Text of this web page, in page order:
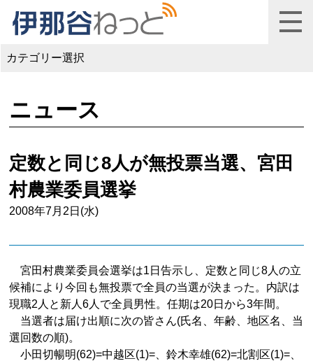
カテゴリー選択
ニュース
定数と同じ8人が無投票当選、宮田
村農業委員選挙
2008年7月2日(水)
宮田村農業委員会選挙は1日告示し、定数と同じ8人の立
候補により今回も無投票で全員の当選が決まった。内訳は
現職2人と新人6人で全員男性。任期は20日から3年間。
当選者は届け出順に次の皆さん(氏名、年齢、地区名、当
選回数の順)。
小田切暢明(62)=中越区(1)=、鈴木幸雄(62)=北割区(1)=、